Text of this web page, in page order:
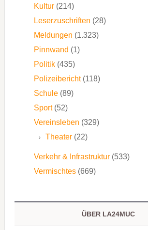
Kultur(214)
Leserzuschriften (28)
Meldungen (1.323)
Pinnwand (1)
Politik(435)
Polizeibericht(118)
Schule(89)
Sport(52)
Vereinsleben (329)
Theater(22)
Verkehr & Infrastruktur(533)
Vermischtes(669)
ÜBER LA24MUC